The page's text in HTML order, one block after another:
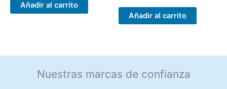
Añadir al carrito
Añadir al carrito
Nuestras marcas de confianza